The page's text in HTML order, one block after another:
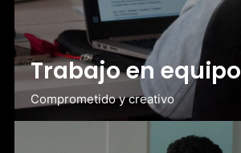
Trabajo en equipo
Comprometido y creativo